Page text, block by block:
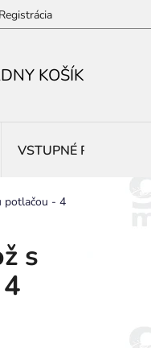
Registrácia
KOŠÍK
VSTUPNÉ ROHOŽE
potlačou - 4
s